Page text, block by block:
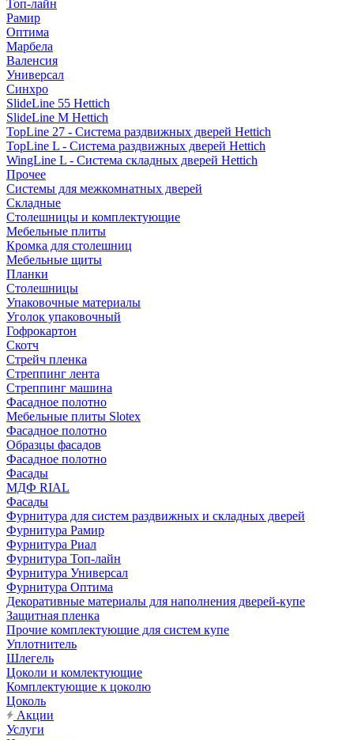
Топ-лайн
Рамир
Оптима
Марбела
Валенсия
Универсал
Синхро
SlideLine 55 Hettich
SlideLine M Hettich
TopLine 27 - Система раздвижных дверей Hettich
TopLine L - Система раздвижных дверей Hettich
WingLine L - Система складных дверей Hettich
Прочее
Системы для межкомнатных дверей
Складные
Столешницы и комплектующие
Мебельные плиты
Кромка для столешниц
Мебельные щиты
Планки
Столешницы
Упаковочные материалы
Уголок упаковочный
Гофрокартон
Скотч
Стрейч пленка
Стреппинг лента
Стреппинг машина
Фасадное полотно
Мебельные плиты Slotex
Фасадное полотно
Образцы фасадов
Фасадное полотно
Фасады
МДФ RIAL
Фасады
Фурнитура для систем раздвижных и складных дверей
Фурнитура Рамир
Фурнитура Риал
Фурнитура Топ-лайн
Фурнитура Универсал
Фурнитура Оптима
Декоративные материалы для наполнения дверей-купе
Защитная пленка
Прочие комплектующие для систем купе
Уплотнитель
Шлегель
Цоколи и комлектующие
Комплектующие к цоколю
Цоколь
Акции
Услуги